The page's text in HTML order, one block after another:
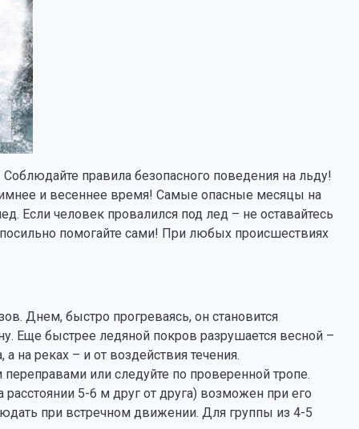
правила безопасного поведения на льду!
и весеннее время! Самые опасные месяцы на
Если человек провалился под лед – не оставайтесь
помогайте сами! При любых происшествиях
Днем, быстро прогреваясь, он становится
Еще быстрее ледяной покров разрушается весной –
на реках – и от воздействия течения.
или следуйте по проверенной тропе.
5-6 м друг от друга) возможен при его
при встречном движении. Для группы из 4-5